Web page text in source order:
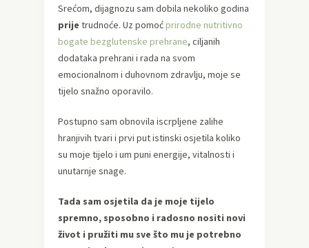
Srećom, dijagnozu sam dobila nekoliko godina
prije trudnoće. Uz pomoćprirodne nutritivno
bogate bezglutenske prehrane, ciljanih
dodataka prehrani i rada na svom
emocionalnom i duhovnom zdravlju, moje se
tijelo snažno oporavilo.
Postupno sam obnovila iscrpljene zalihe
hranjivih tvari i prvi put istinski osjetila koliko
su moje tijelo i um puni energije, vitalnosti i
unutarnje snage.
Tada sam osjetila da je moje tijelo
spremno, sposobno i radosno nositi novi
život i pružiti mu sve što mu je potrebno